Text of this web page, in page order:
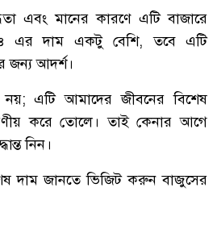
এবং মানের কারণে এটি বাজারে
এর দাম একটু বেশি, তবে এটি
জন্য আদর্শ।
এটি আমাদের জীবনের বিশেষ
করে তোলে। তাই কেনার আগে
নিন।
দাম জানতে ভিজিট করুন বাজুসের